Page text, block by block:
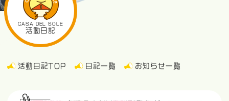
CASA DEL SOLE
活動日記
活動日記TOP 日記一覧 お知らせ一覧